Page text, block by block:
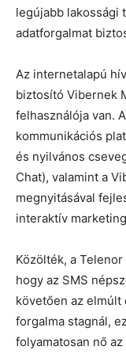
legújabb lakossági
adatforgalmat
Az internetalapú
biztosító Vibernek
felhasználója van.
kommunikációs
és nyilvános
Chat), valamint a
megnyitásával
interaktív
Közölték, a
hogy az SMS
követően az
forgalma stagnál,
folyamatosan nő